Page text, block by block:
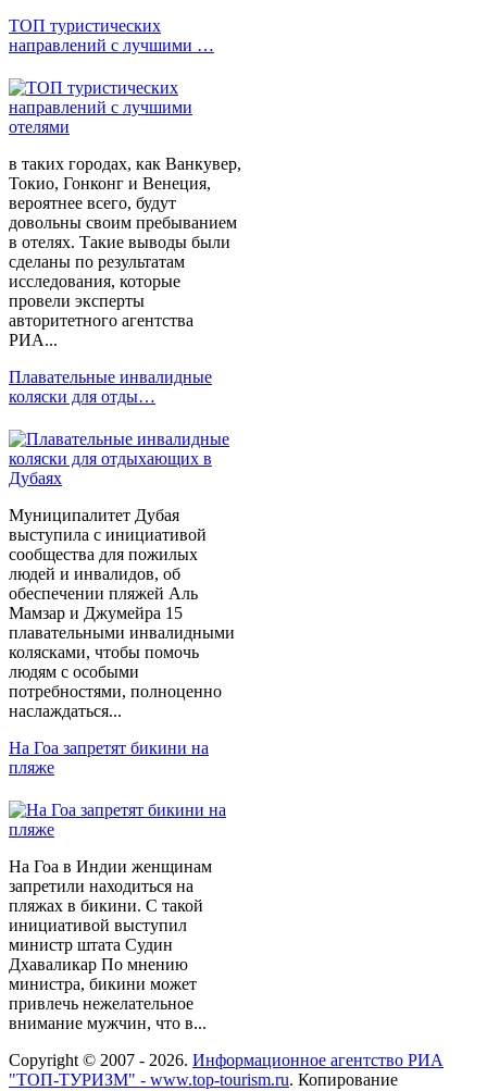
ТОП туристических
направлений с лучшими …
в таких городах, как Ванкувер,
Токио, Гонконг и Венеция,
вероятнее всего, будут
довольны своим пребыванием
в отелях. Такие выводы были
сделаны по результатам
исследования, которые
провели эксперты
авторитетного агентства
РИА...
Плавательные инвалидные
коляски для отды…
Муниципалитет Дубая
выступила с инициативой
сообщества для пожилых
людей и инвалидов, об
обеспечении пляжей Аль
Мамзар и Джумейра 15
плавательными инвалидными
колясками, чтобы помочь
людям с особыми
потребностями, полноценно
наслаждаться...
На Гоа запретят бикини на
пляже
На Гоа в Индии женщинам
запретили находиться на
пляжах в бикини. С такой
инициативой выступил
министр штата Судин
Дхаваликар По мнению
министра, бикини может
привлечь нежелательное
внимание мужчин, что в...
Copyright © 2007 - 2026. Информационное агентство РИА
"ТОП-ТУРИЗМ" - www.top-tourism.ru. Копирование